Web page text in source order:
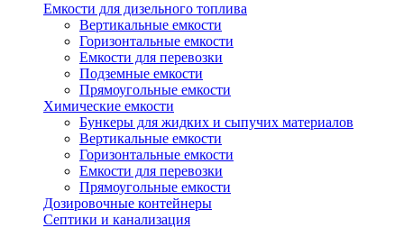
Емкости для дизельного топлива
Вертикальные емкости
Горизонтальные емкости
Емкости для перевозки
Подземные емкости
Прямоугольные емкости
Химические емкости
Бункеры для жидких и сыпучих материалов
Вертикальные емкости
Горизонтальные емкости
Емкости для перевозки
Прямоугольные емкости
Дозировочные контейнеры
Септики и канализация